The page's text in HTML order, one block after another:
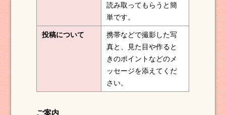
読み取ってもらうと簡
単です。
投稿について
携帯などで撮影した写
真と、見た目や作ると
きのポイントなどのメ
ッセージを添えてくだ
さい。
ご案内